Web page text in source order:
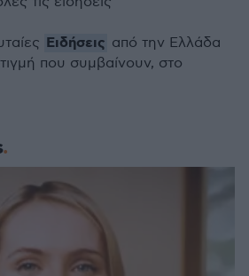
Ειδήσεις από την Ελλάδα
που συμβαίνουν, στο